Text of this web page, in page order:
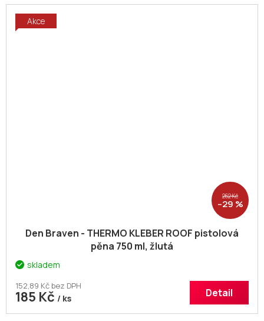
Akce
262 Kč
–29 %
Den Braven - THERMO KLEBER ROOF pistolová
pěna 750 ml, žlutá
skladem
152,89 Kč bez DPH
185 Kč / ks Detail